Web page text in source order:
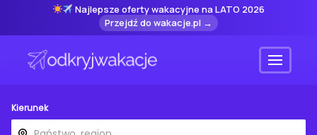
Najlepsze oferty wakacyjne na LATO 2026
Przejdź do wakacje.pl →
Menu
Kierunek